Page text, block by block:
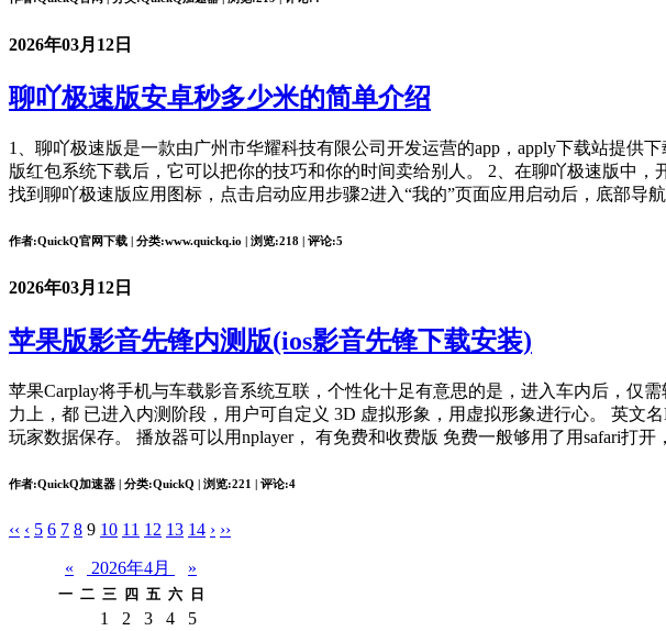
2026年03月12日
聊吖极速版安卓秒多少米的简单介绍
1、聊吖极速版是一款由广州市华耀科技有限公司开发运营的app，apply下载站提供
版红包系统下载后，它可以把你的技巧和你的时间卖给别人。 2、在聊吖极速版中
找到聊吖极速版应用图标，点击启动应用步骤2进入“我的”页面应用启动后，底部导
作者:QuickQ官网下载 | 分类:www.quickq.io | 浏览:218 | 评论:5
2026年03月12日
苹果版影音先锋内测版(ios影音先锋下载安装)
苹果Carplay将手机与车载影音系统互联，个性化十足有意思的是，进入车内后，仅
力上，都 已进入内测阶段，用户可自定义 3D 虚拟形象，用虚拟形象进行心。 英文
玩家数据保存。 播放器可以用nplayer， 有免费和收费版 免费一般够用了用safari打
作者:QuickQ加速器 | 分类:QuickQ | 浏览:221 | 评论:4
‹‹ ‹ 5 6 7 8 9 10 11 12 13 14 › ››
« 2026年4月 »
一 二 三 四 五 六 日
1 2 3 4
5